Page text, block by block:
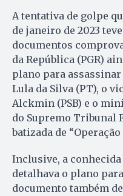
A tentativa de golpe
de janeiro de 2023
documentos
da República (PGR)
plano para
Lula da Silva (PT), o
Alckmin (PSB) e o
do Supremo Tribunal
batizada de
Inclusive, a
detalhava o plano
documento também